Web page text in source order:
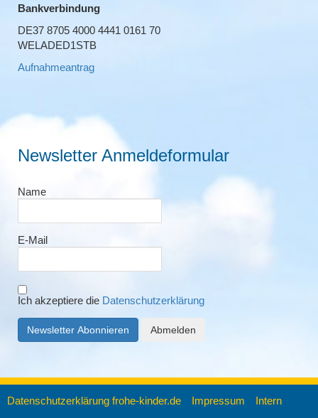
Bankverbindung
DE37 8705 4000 4441 0161 70
WELADED1STB
Aufnahmeantrag
Newsletter Anmeldeformular
Name
E-Mail
Ich akzeptiere die Datenschutzerklärung
Datenschutzerklärung frohe-kinder.de Impressum
Intern